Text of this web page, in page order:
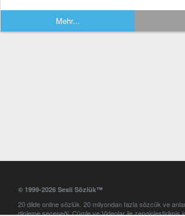
Mehr...
© 1999-2026 Sesli Sözlük™
20 dilde online sözlük. 20 milyondan fazla sözcük ve
dinleme seçeneği. Cümle ve Videolar ile zenginleştirilmiş